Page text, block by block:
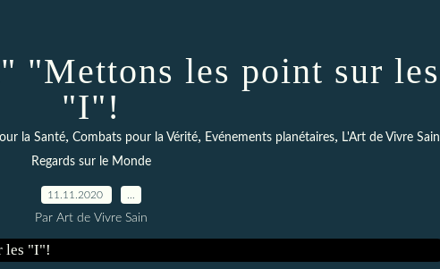
"Mettons les point sur les
"I"!
la Santé, Combats pour la Vérité, Evénements planétaires, L'Art de Vivre Sain
Regards sur le Monde
11.11.2020
Par Art de Vivre Sain